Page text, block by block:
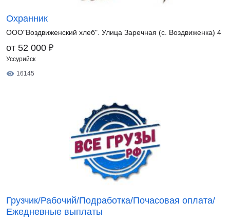
Охранник
ООО"Воздвиженский хлеб". Улица Заречная (с. Воздвиженка) 4
от 52 000 ₽
Уссурийск
16145
Грузчик/Рабочий/Подработка/Почасовая оплата/
Ежедневные выплаты